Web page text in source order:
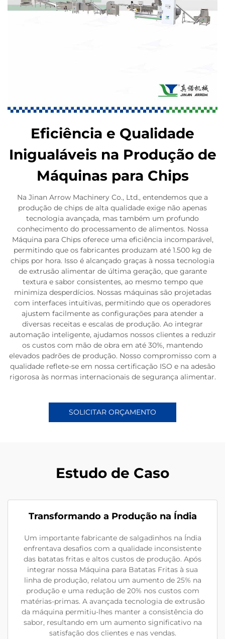
Eficiência e Qualidade
Inigualáveis na Produção de
Máquinas para Chips
Na Jinan Arrow Machinery Co., Ltd., entendemos que a
produção de chips de alta qualidade exige não apenas
tecnologia avançada, mas também um profundo
conhecimento do processamento de alimentos. Nossa
Máquina para Chips oferece uma eficiência incomparável,
permitindo que os fabricantes produzam até 1.500 kg de
chips por hora. Isso é alcançado graças à nossa tecnologia
de extrusão alimentar de última geração, que garante
textura e sabor consistentes, ao mesmo tempo que
minimiza desperdícios. Nossas máquinas são projetadas
com interfaces intuitivas, permitindo que os operadores
ajustem facilmente as configurações para atender a
diversas receitas e escalas de produção. Ao integrar
automação inteligente, ajudamos nossos clientes a reduzir
os custos com mão de obra em até 30%, mantendo
elevados padrões de produção. Nosso compromisso com a
qualidade reflete-se em nossa certificação ISO e na adesão
rigorosa às normas internacionais de segurança alimentar.
SOLICITAR ORÇAMENTO
Estudo de Caso
Transformando a Produção na Índia
Um importante fabricante de salgadinhos na Índia
enfrentava desafios com a qualidade inconsistente
das batatas fritas e altos custos de produção. Após
integrar nossa Máquina para Batatas Fritas à sua
linha de produção, relatou um aumento de 25% na
produção e uma redução de 20% nos custos com
matérias-primas. A avançada tecnologia de extrusão
da máquina permitiu-lhes manter a consistência do
sabor, resultando em um aumento significativo na
satisfação dos clientes e nas vendas.